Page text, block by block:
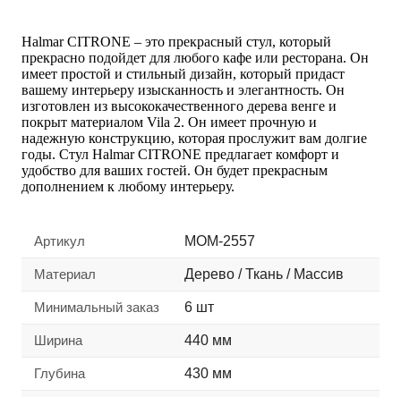
Halmar CITRONE – это прекрасный стул, который
прекрасно подойдет для любого кафе или ресторана. Он
имеет простой и стильный дизайн, который придаст
вашему интерьеру изысканность и элегантность. Он
изготовлен из высококачественного дерева венге и
покрыт материалом Vila 2. Он имеет прочную и
надежную конструкцию, которая прослужит вам долгие
годы. Стул Halmar CITRONE предлагает комфорт и
удобство для ваших гостей. Он будет прекрасным
дополнением к любому интерьеру.
Артикул MOM-2557
Материал Дерево / Ткань / Массив
Минимальный заказ 6 шт
Ширина 440 мм
Глубина 430 мм